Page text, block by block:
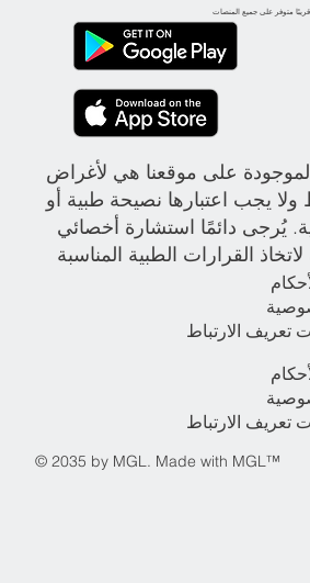
قريبًا متوفر على جميع المنصات
على موقعنا هي لأغراض
ولا يجب اعتبارها نصيحة طبية أو
يُرجى دائمًا استشارة أخصائي
القرارات الطبية المناسبة
تعريف الارتباط
تعريف الارتباط
© 2035 by MGL. Made with MGL™